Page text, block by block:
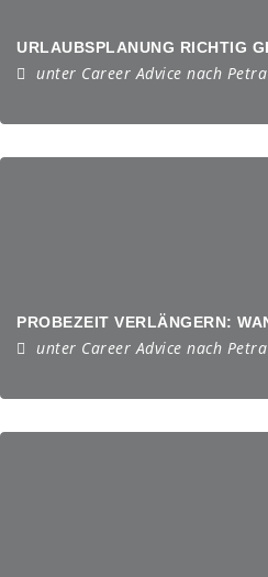
unter Career Advice nach Petra
unter Career Advice nach Petra